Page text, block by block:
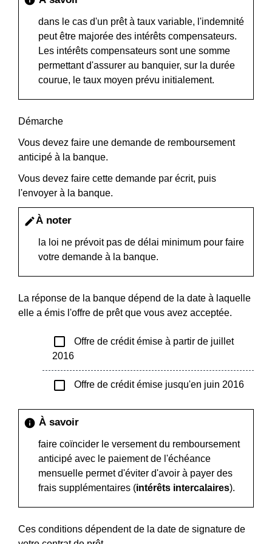
dans le cas d'un prêt à taux variable, l'indemnité
peut être majorée des intérêts compensateurs.
Les intérêts compensateurs sont une somme
permettant d'assurer au banquier, sur la durée
courue, le taux moyen prévu initialement.
Démarche
Vous devez faire une demande de remboursement
anticipé à la banque.
Vous devez faire cette demande par écrit, puis
l'envoyer à la banque.
editÀ noter
la loi ne prévoit pas de délai minimum pour faire
votre demande à la banque.
La réponse de la banque dépend de la date à laquelle
elle a émis l'offre de prêt que vous avez acceptée.
check_box_outline_blank
Offre de crédit émise à partir de juillet
2016
check_box_outline_blank Offre de crédit émise jusqu'en juin 2016
info À savoir
faire coïncider le versement du remboursement
anticipé avec le paiement de l'échéance
mensuelle permet d'éviter d'avoir à payer des
frais supplémentaires (intérêts intercalaires).
Ces conditions dépendent de la date de signature de